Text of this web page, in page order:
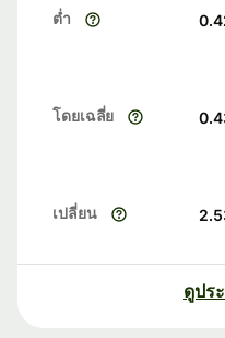
ต่ำ
โดยเฉลี่ย
เปลี่ยน
ดูปร